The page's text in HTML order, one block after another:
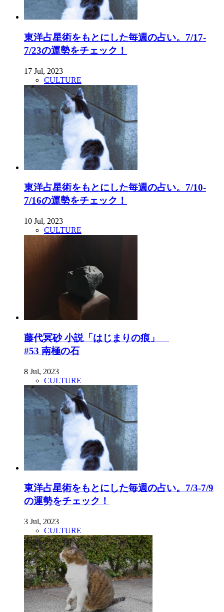
東洋占星術をもとにした毎週の占い。7/17-
7/23の運勢をチェック！
17 Jul, 2023
CULTURE
東洋占星術をもとにした毎週の占い。7/10-
7/16の運勢をチェック！
10 Jul, 2023
CULTURE
藤代冥砂 小説「はじまりの痕」
#53 南極の石
8 Jul, 2023
CULTURE
東洋占星術をもとにした毎週の占い。7/3-7/9
の運勢をチェック！
3 Jul, 2023
CULTURE